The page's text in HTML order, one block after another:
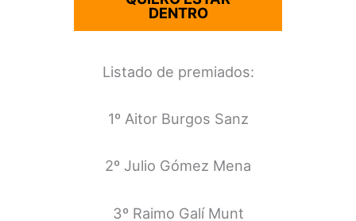
DENTRO
Listado de premiados:
1º Aitor Burgos Sanz
2º Julio Gómez Mena
3º Raimo Galí Munt